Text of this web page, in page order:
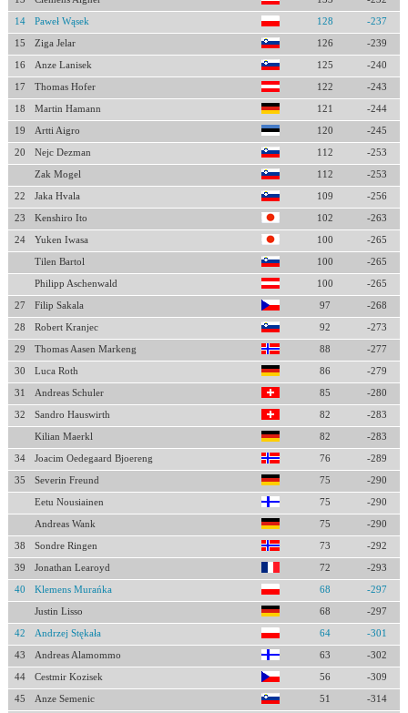
14 Paweł Wąsek 128 -237
15 Ziga Jelar 126 -239
16 Anze Lanisek 125 -240
17 Thomas Hofer 122 -243
18 Martin Hamann 121 -244
19 Artti Aigro 120 -245
20 Nejc Dezman 112 -253
Zak Mogel 112 -253
22 Jaka Hvala 109 -256
23 Kenshiro Ito 102 -263
24 Yuken Iwasa 100 -265
Tilen Bartol 100 -265
Philipp Aschenwald 100 -265
27 Filip Sakala 97 -268
28 Robert Kranjec 92 -273
29 Thomas Aasen Markeng 88 -277
30 Luca Roth 86 -279
31 Andreas Schuler 85 -280
32 Sandro Hauswirth 82 -283
Kilian Maerkl 82 -283
34 Joacim Oedegaard Bjoereng 76 -289
35 Severin Freund 75 -290
Eetu Nousiainen 75 -290
Andreas Wank 75 -290
38 Sondre Ringen 73 -292
39 Jonathan Learoyd 72 -293
40 Klemens Murańka 68 -297
Justin Lisso 68 -297
42 Andrzej Stękała 64 -301
43 Andreas Alamommo 63 -302
44 Cestmir Kozisek 56 -309
45 Anze Semenic 51 -314